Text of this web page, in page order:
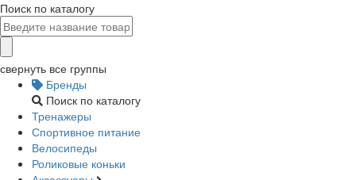
Поиск по каталогу
свернуть все группы
Бренды
Поиск по каталогу
Тренажеры
Спортивное питание
Велосипеды
Роликовые коньки